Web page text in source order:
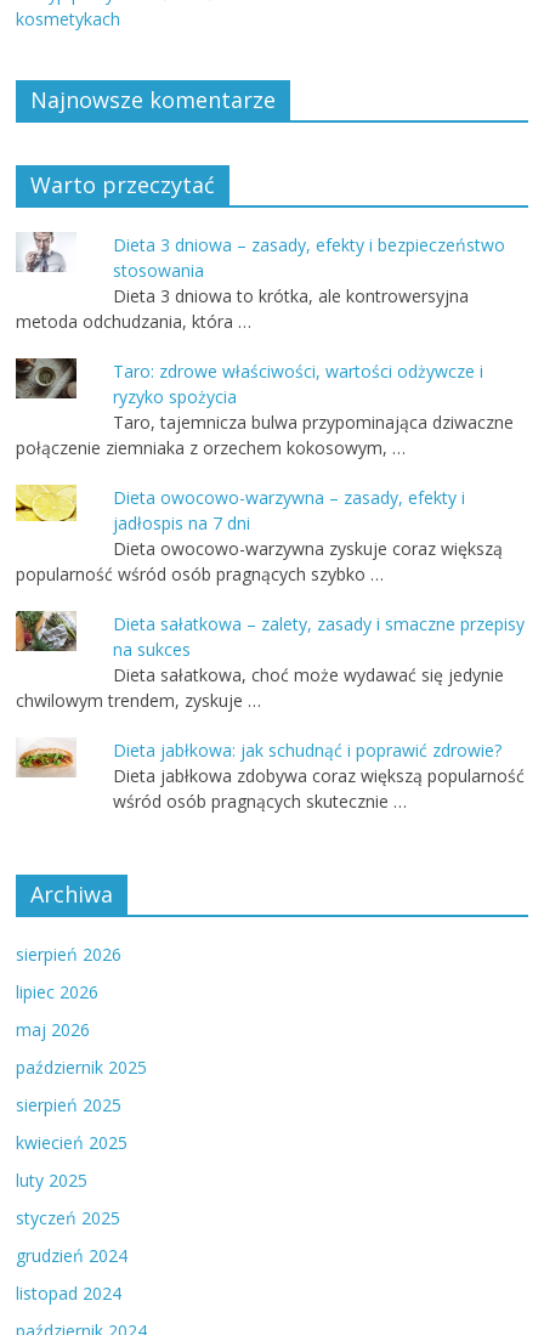
kosmetykach
Najnowsze komentarze
Warto przeczytać
Dieta 3 dniowa – zasady, efekty i bezpieczeństwo
stosowania
Dieta 3 dniowa to krótka, ale kontrowersyjna
metoda odchudzania, która …
Taro: zdrowe właściwości, wartości odżywcze i
ryzyko spożycia
Taro, tajemnicza bulwa przypominająca dziwaczne
połączenie ziemniaka z orzechem kokosowym, …
Dieta owocowo-warzywna – zasady, efekty i
jadłospis na 7 dni
Dieta owocowo-warzywna zyskuje coraz większą
popularność wśród osób pragnących szybko …
Dieta sałatkowa – zalety, zasady i smaczne przepisy
na sukces
Dieta sałatkowa, choć może wydawać się jedynie
chwilowym trendem, zyskuje …
Dieta jabłkowa: jak schudnąć i poprawić zdrowie?
Dieta jabłkowa zdobywa coraz większą popularność
wśród osób pragnących skutecznie …
Archiwa
sierpień 2026
lipiec 2026
maj 2026
październik 2025
sierpień 2025
kwiecień 2025
luty 2025
styczeń 2025
grudzień 2024
listopad 2024